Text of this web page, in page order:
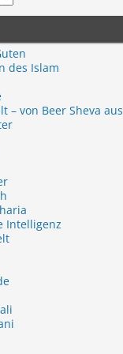
des Islam
– von Beer Sheva aus
Intelligenz